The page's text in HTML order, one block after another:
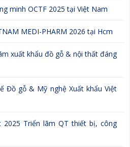
minh OCTF 2025 tại Việt Nam
MEDI-PHARM 2026 tại Hcm
xuất khẩu đồ gỗ & nội thất đáng
Đồ gỗ & Mỹ nghệ Xuất khẩu Việt
2025 Triển lãm QT thiết bị, công